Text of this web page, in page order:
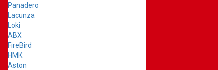
Panadero
Lacunza
Loki
ABX
FireBird
НМК
Aston